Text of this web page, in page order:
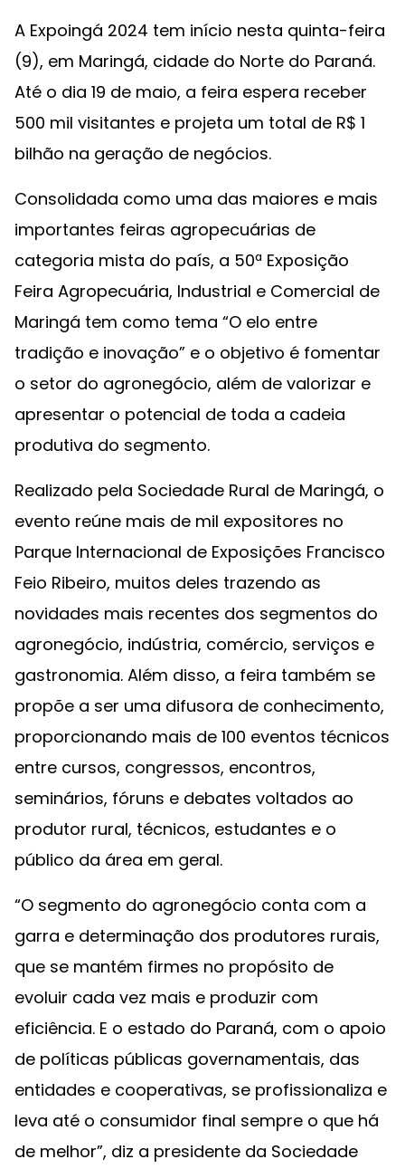
A Expoingá 2024 tem início nesta quinta-feira
(9), em Maringá, cidade do Norte do Paraná.
Até o dia 19 de maio, a feira espera receber
500 mil visitantes e projeta um total de R$ 1
bilhão na geração de negócios.
Consolidada como uma das maiores e mais
importantes feiras agropecuárias de
categoria mista do país, a 50ª Exposição
Feira Agropecuária, Industrial e Comercial de
Maringá tem como tema “O elo entre
tradição e inovação” e o objetivo é fomentar
o setor do agronegócio, além de valorizar e
apresentar o potencial de toda a cadeia
produtiva do segmento.
Realizado pela Sociedade Rural de Maringá, o
evento reúne mais de mil expositores no
Parque Internacional de Exposições Francisco
Feio Ribeiro, muitos deles trazendo as
novidades mais recentes dos segmentos do
agronegócio, indústria, comércio, serviços e
gastronomia. Além disso, a feira também se
propõe a ser uma difusora de conhecimento,
proporcionando mais de 100 eventos técnicos
entre cursos, congressos, encontros,
seminários, fóruns e debates voltados ao
produtor rural, técnicos, estudantes e o
público da área em geral.
“O segmento do agronegócio conta com a
garra e determinação dos produtores rurais,
que se mantém firmes no propósito de
evoluir cada vez mais e produzir com
eficiência. E o estado do Paraná, com o apoio
de políticas públicas governamentais, das
entidades e cooperativas, se profissionaliza e
leva até o consumidor final sempre o que há
de melhor”, diz a presidente da Sociedade